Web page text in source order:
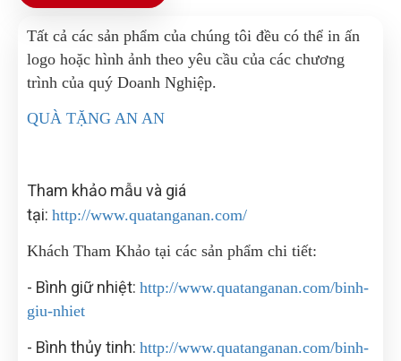
Tất cả các sản phẩm của chúng tôi đều có thể in ấn
logo hoặc hình ảnh theo yêu cầu của các chương
trình của quý Doanh Nghiệp.
QUÀ TẶNG AN AN
Tham khảo mẫu và giá
tại: http://www.quatanganan.com/
Khách Tham Khảo tại các sản phẩm chi tiết:
- Bình giữ nhiệt: http://www.quatanganan.com/binh-
giu-nhiet
- Bình thủy tinh: http://www.quatanganan.com/binh-